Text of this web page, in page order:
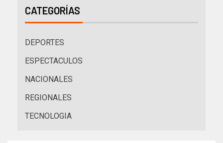
CATEGORÍAS
DEPORTES
ESPECTACULOS
NACIONALES
REGIONALES
TECNOLOGIA